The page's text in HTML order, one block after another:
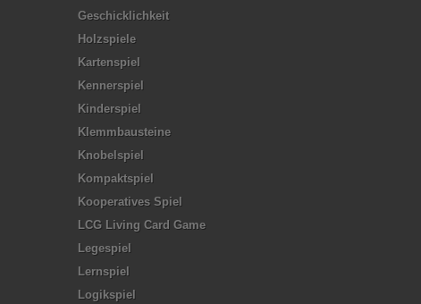
Geschicklichkeit
Holzspiele
Kartenspiel
Kennerspiel
Kinderspiel
Klemmbausteine
Knobelspiel
Kompaktspiel
Kooperatives Spiel
LCG Living Card Game
Legespiel
Lernspiel
Logikspiel